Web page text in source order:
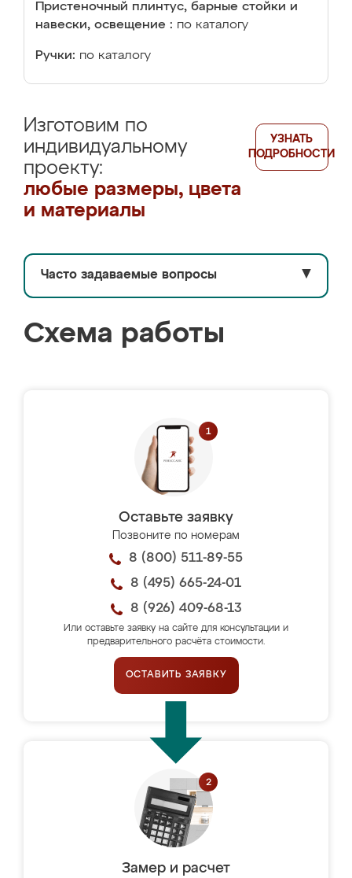
Пристеночный плинтус, барные стойки и
навески, освещение : по каталогу
Ручки: по каталогу
Изготовим по
индивидуальному
проекту:
любые размеры, цвета
и материалы
УЗНАТЬ
ПОДРОБНОСТИ
Часто задаваемые вопросы ▼
Схема работы
Оставьте заявку
Позвоните по номерам
8 (800) 511-89-55
8 (495) 665-24-01
8 (926) 409-68-13
Или оставьте заявку на сайте для консультации и
предварительного расчёта стоимости.
ОСТАВИТЬ ЗАЯВКУ
Замер и расчет